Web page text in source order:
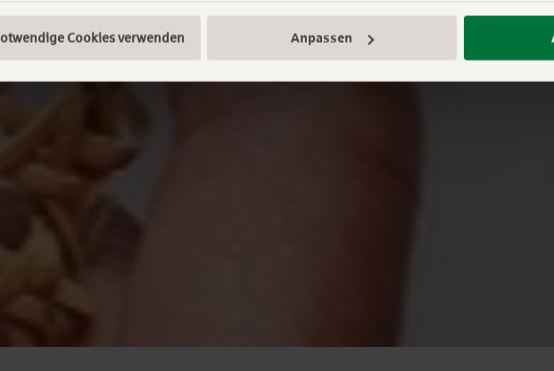
Cookies verwenden Anpassen